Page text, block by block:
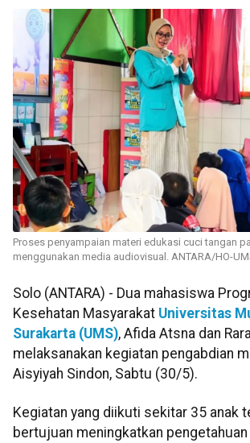
Proses penyampaian materi edukasi cuci tangan
menggunakan media audiovisual. ANTARA/HO-
Solo (ANTARA) - Dua mahasiswa
Kesehatan Masyarakat Universitas
Surakarta (UMS), Afida Atsna dan
melaksanakan kegiatan pengabdian
Aisyiyah Sindon, Sabtu (30/5).
Kegiatan yang diikuti sekitar 35 anak
bertujuan meningkatkan